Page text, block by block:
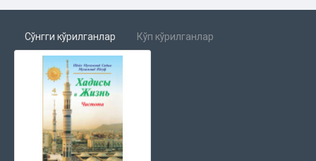
Сўнгги кўрилганлар Кўп кўрилганлар